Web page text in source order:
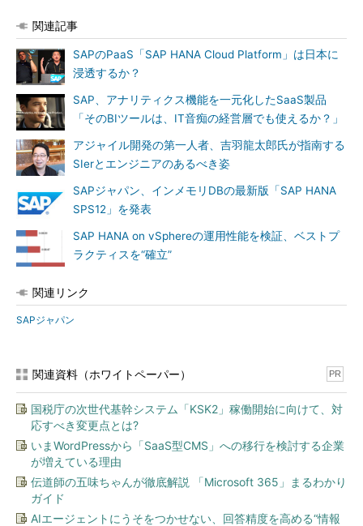
関連記事
SAPのPaaS「SAP HANA Cloud Platform」は日本に
浸透するか？
SAP、アナリティクス機能を一元化したSaaS製品
「そのBIツールは、IT音痴の経営層でも使えるか？」
アジャイル開発の第一人者、吉羽龍太郎氏が指南する
SIerとエンジニアのあるべき姿
SAPジャパン、インメモリDBの最新版「SAP HANA
SPS12」を発表
SAP HANA on vSphereの運用性能を検証、ベストプ
ラクティスを“確立”
関連リンク
SAPジャパン
関連資料（ホワイトペーパー） PR
国税庁の次世代基幹システム「KSK2」稼働開始に向けて、対
応すべき変更点とは?
いまWordPressから「SaaS型CMS」への移行を検討する企業
が増えている理由
伝道師の五味ちゃんが徹底解説 「Microsoft 365」まるわかり
ガイド
AIエージェントにうそをつかせない、回答精度を高める“情報